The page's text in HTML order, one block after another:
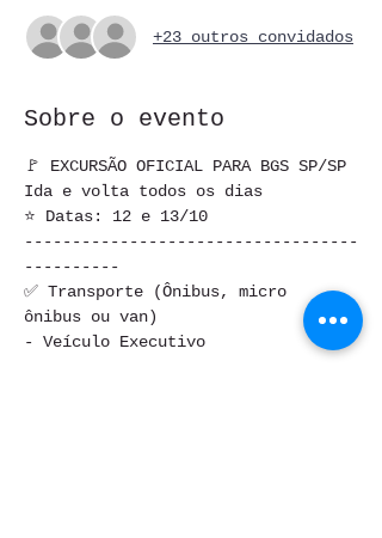
+23 outros convidados
Sobre o evento
🚩 EXCURSÃO OFICIAL PARA BGS SP/SP
Ida e volta todos os dias
⭐ Datas: 12 e 13/10
-----------------------------------
----------
✅ Transporte (Ônibus, micro
ônibus ou van)
- Veículo Executivo